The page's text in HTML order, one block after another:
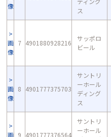
像
ス
画
像
7 4901880928216
サッポロ
ビール
画
像
8 4901777375703
サントリ
ーホール
ディング
ス
画 9 4901777376564
サントリ
ーホール